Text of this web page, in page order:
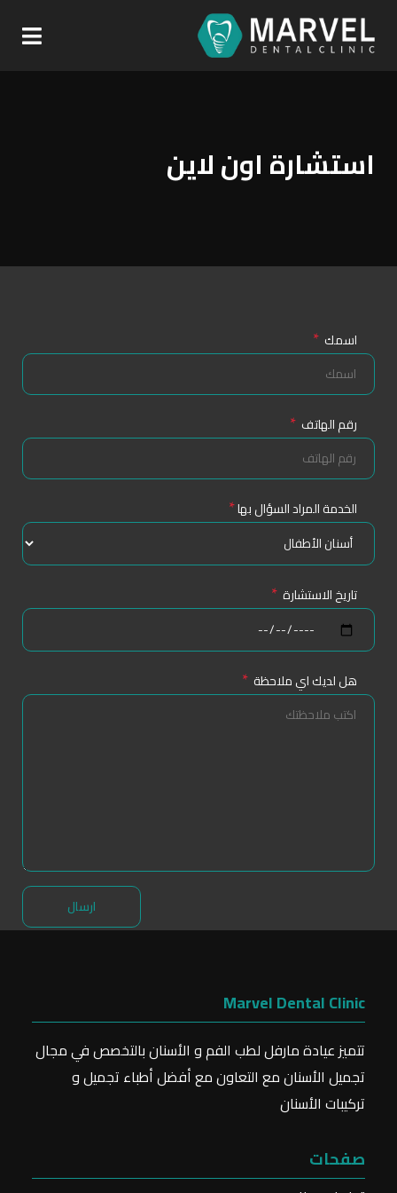
استشارة اون لاين
اسمك *
رقم الهاتف *
الخدمة المراد السؤال بها*
تاريخ الاستشارة *
هل لديك اي ملاحظة *
Marvel Dental Clinic
تتميز عيادة مارفل لطب الفم و الأسنان بالتخصص في مجال
تجميل الأسنان مع التعاون مع أفضل أطباء تجميل و
تركيبات الأسنان
صفحات